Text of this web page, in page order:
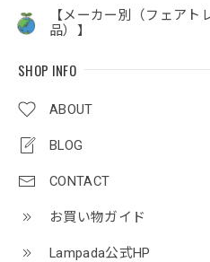
【メーカー別（フェアト
品）】
SHOP INFO
ABOUT
BLOG
CONTACT
お買い物ガイド
Lampada公式HP